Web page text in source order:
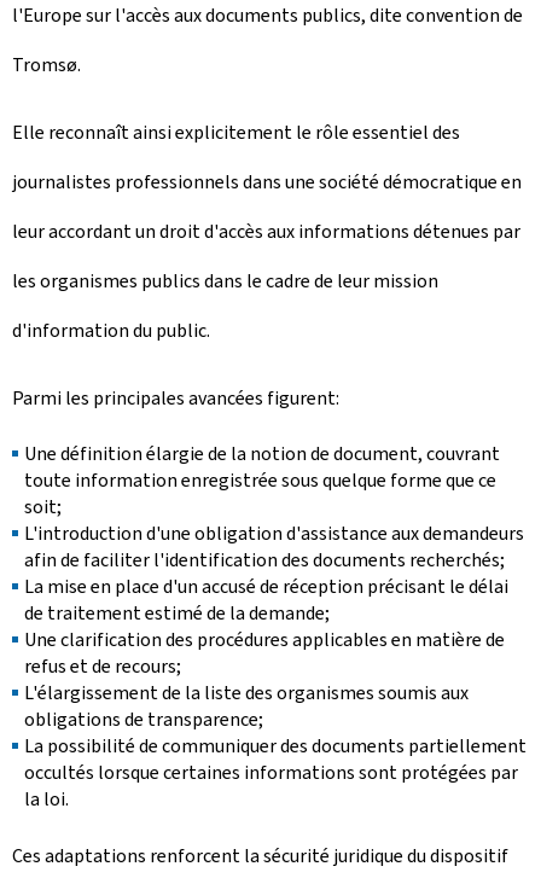
l'Europe sur l'accès aux documents publics, dite convention de
Tromsø.
Elle reconnaît ainsi explicitement le rôle essentiel des
journalistes professionnels dans une société démocratique en
leur accordant un droit d'accès aux informations détenues par
les organismes publics dans le cadre de leur mission
d'information du public.
Parmi les principales avancées figurent:
Une définition élargie de la notion de document, couvrant
toute information enregistrée sous quelque forme que ce
soit;
L'introduction d'une obligation d'assistance aux demandeurs
afin de faciliter l'identification des documents recherchés;
La mise en place d'un accusé de réception précisant le délai
de traitement estimé de la demande;
Une clarification des procédures applicables en matière de
refus et de recours;
L'élargissement de la liste des organismes soumis aux
obligations de transparence;
La possibilité de communiquer des documents partiellement
occultés lorsque certaines informations sont protégées par
la loi.
Ces adaptations renforcent la sécurité juridique du dispositif